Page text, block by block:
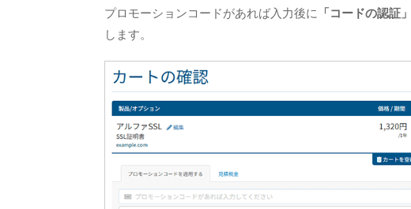
プロモーションコードがあれば入力後に 「コードの認証」
します。